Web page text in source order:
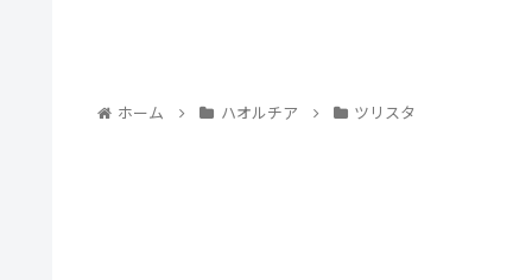
ホーム ハオルチア ツリスタ